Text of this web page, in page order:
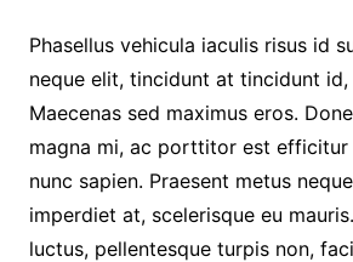
Phasellus vehicula iaculis risus id
neque elit, tincidunt at tincidunt
Maecenas sed maximus eros.
magna mi, ac porttitor est efficitur
nunc sapien. Praesent metus
imperdiet at, scelerisque eu
luctus, pellentesque turpis non,